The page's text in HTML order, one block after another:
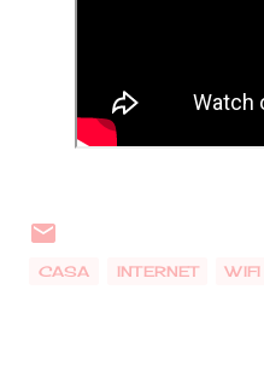
CASA INTERNET WIFI